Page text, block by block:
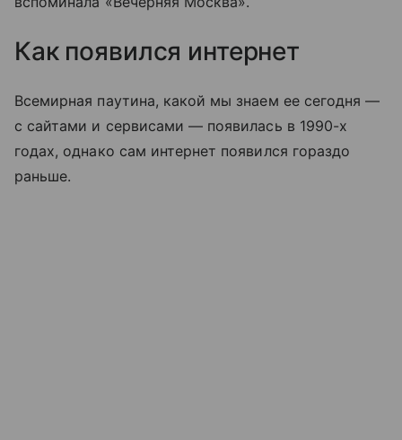
Как появился интернет
Всемирная паутина, какой мы знаем ее сегодня —
с сайтами и сервисами — появилась в 1990-х
годах, однако сам интернет появился гораздо
раньше.